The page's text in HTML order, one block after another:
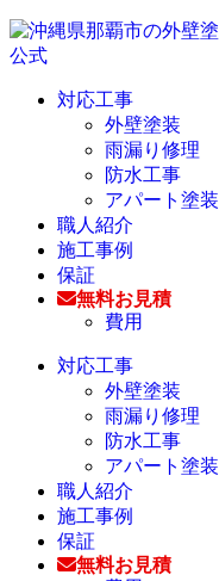
対応工事
外壁塗装
雨漏り修理
防水工事
アパート塗装
職人紹介
施工事例
保証
無料お見積
費用
対応工事
外壁塗装
雨漏り修理
防水工事
アパート塗装
職人紹介
施工事例
保証
無料お見積